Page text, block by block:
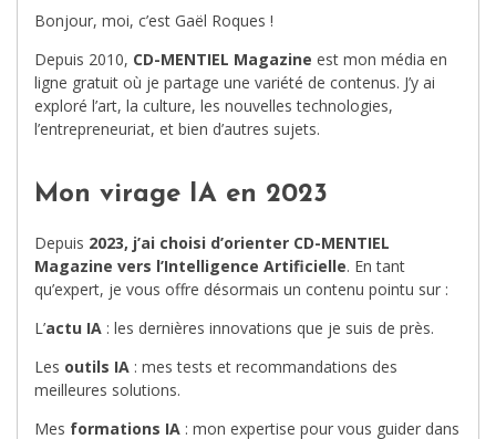
Bonjour, moi, c’est Gaël Roques !
Depuis 2010, CD-MENTIEL Magazine est mon média en
ligne gratuit où je partage une variété de contenus. J’y ai
exploré l’art, la culture, les nouvelles technologies,
l’entrepreneuriat, et bien d’autres sujets.
Mon virage IA en 2023
Depuis 2023, j’ai choisi d’orienter CD-MENTIEL
Magazine vers l’Intelligence Artificielle. En tant
qu’expert, je vous offre désormais un contenu pointu sur :
L’actu IA : les dernières innovations que je suis de près.
Les outils IA : mes tests et recommandations des
meilleures solutions.
Mes formations IA : mon expertise pour vous guider dans